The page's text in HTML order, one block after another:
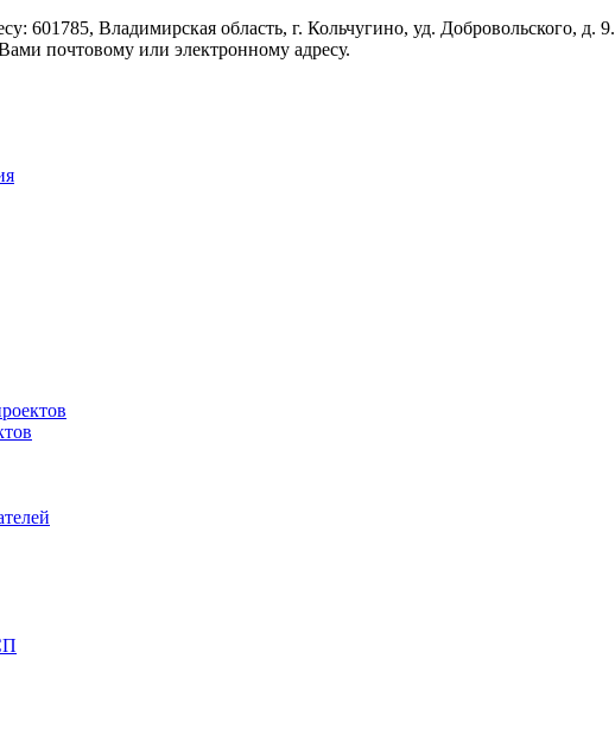
601785, Владимирская область, г. Кольчугино, уд. Добровольского, д. 9.
почтовому или электронному адресу.